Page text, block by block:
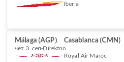
Iberia
Málaga (AGP) Casablanca (CMN)
чет 3. сеп Direktno
Royal Air Maroc